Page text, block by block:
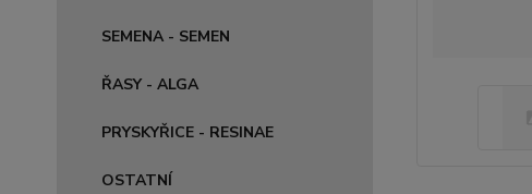
SEMENA - SEMEN
ŘASY - ALGA
PRYSKYŘICE - RESINAE
OSTATNÍ